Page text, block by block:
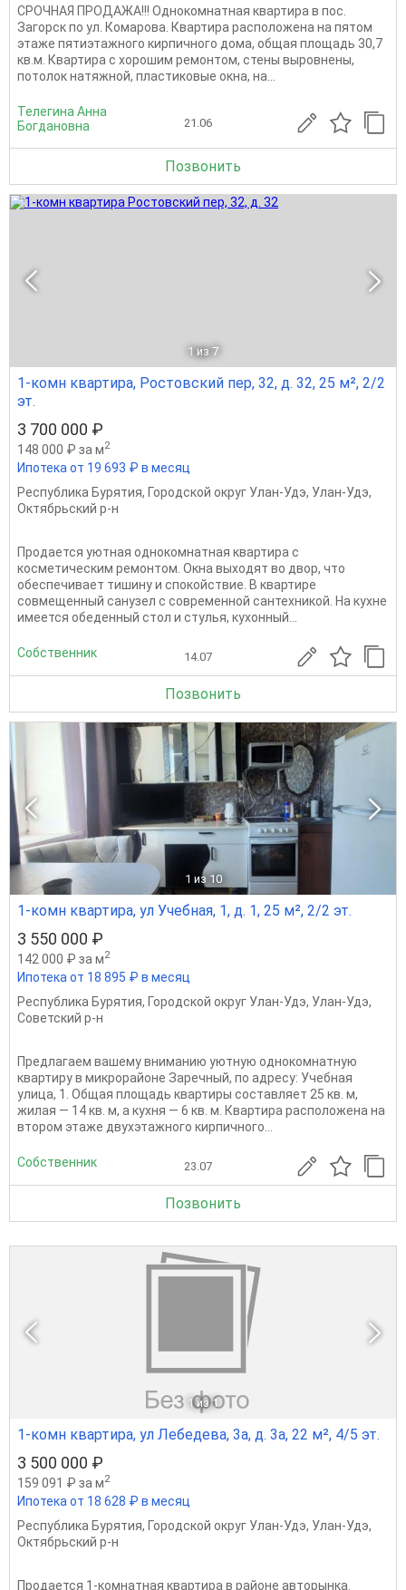
СРОЧНАЯ ПРОДAЖА!!! Однокомнатная квартира в пос.
Загорск по ул. Комарова. Квартира расположена на пятом
этаже пятиэтажного кирпичного дома, общая площадь 30,7
кв.м. Квартира с хорошим ремонтом, стены выровнены,
потолок натяжной, пластиковые окна, на...
Телегина Анна
Богдановна
21.06
Позвонить
1 из 7
1-комн квартира, Ростовский пер, 32, д. 32, 25 м², 2/2
эт.
3 700 000 ₽
148 000 ₽ за м2
Ипотека от 19 693 ₽ в месяц
Республика Бурятия, Городской округ Улан-Удэ, Улан-Удэ,
Октябрьский р-н
Продается уютная однокомнатная квартира с
косметическим ремонтом. Окна выходят во двор, что
обеспечивает тишину и спокойствие. В квартире
совмещенный санузел с современной сантехникой. На кухне
имеется обеденный стол и стулья, кухонный...
Собственник 14.07
Позвонить
1 из 10
1-комн квартира, ул Учебная, 1, д. 1, 25 м², 2/2 эт.
3 550 000 ₽
142 000 ₽ за м2
Ипотека от 18 895 ₽ в месяц
Республика Бурятия, Городской округ Улан-Удэ, Улан-Удэ,
Советский р-н
Предлагаем вашему вниманию уютную однокомнатную
квартиру в микрорайоне Заречный, по адресу: Учебная
улица, 1. Общая площадь квартиры составляет 25 кв. м,
жилая — 14 кв. м, а кухня — 6 кв. м. Квартира расположена на
втором этаже двухэтажного кирпичного...
Собственник 23.07
Позвонить
1 из 1
1-комн квартира, ул Лебедева, 3а, д. 3а, 22 м², 4/5 эт.
3 500 000 ₽
159 091 ₽ за м2
Ипотека от 18 628 ₽ в месяц
Республика Бурятия, Городской округ Улан-Удэ, Улан-Удэ,
Октябрьский р-н
Продается 1-комнатная квартира в районе авторынка.